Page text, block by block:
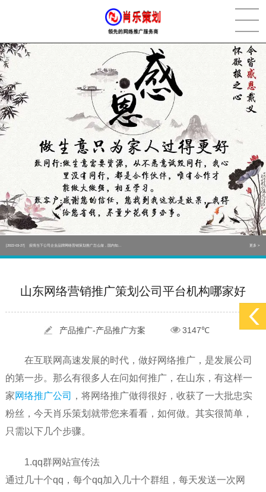
[2022-05-29] 实体门店如何做网络推广吸引客户，实体店网络营销技巧... 更多 >
[2022-05-04] 污水处理设备厂家产品如何做网络推广（污水处理项目网... 更多 >
[2022-03-27] 疫情当下公司企业品牌网络营销策划推广怎么做，国内知... 更多 >
实体门店如何做网络推广吸引客户，实体店网络营销技巧...
疫情当下公司企业品牌网络营销策划推广怎么做，国内知...
山东网络营销推广策划公司平台机构哪家好
产品推广-产品推广方案 3147℃
在互联网高速发展的时代，做好网络推广，是发展公司
的第一步。那么有很多人在问如何推广，在山东，有这样一
家网络推广公司
，将网络推广做得很好，收获了一大批忠实
粉丝，今天肖乐策划就带您来看看，如何做。其实很简单，
只需以下几个步骤。
1.qq群网站宣传法
通过几十个qq，每个qq加入几十个群组，每天发送一次网